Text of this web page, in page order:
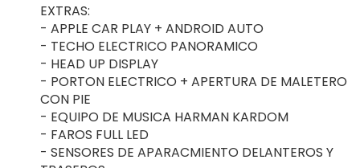
EXTRAS:
- APPLE CAR PLAY + ANDROID AUTO
- TECHO ELECTRICO PANORAMICO
- HEAD UP DISPLAY
- PORTON ELECTRICO + APERTURA DE MALETERO
CON PIE
- EQUIPO DE MUSICA HARMAN KARDOM
- FAROS FULL LED
- SENSORES DE APARACMIENTO DELANTEROS Y